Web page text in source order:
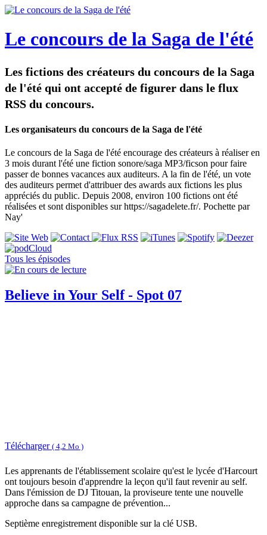
Le concours de la Saga de l'été
Les fictions des créateurs du concours de la Saga
de l'été qui ont accepté de figurer dans le flux
RSS du concours.
Les organisateurs du concours de la Saga de l'été
Le concours de la Saga de l'été encourage des créateurs à réaliser en
3 mois durant l'été une fiction sonore/saga MP3/ficson pour faire
passer de bonnes vacances aux auditeurs. A la fin de l'été, un vote
des auditeurs permet d'attribuer des awards aux fictions les plus
appréciés du public. Depuis 2008, environ 100 fictions ont été
réalisées et sont disponibles sur https://sagadelete.fr/. Pochette par
Nay'
Tous les épisodes
Believe in Your Self - Spot 07
Télécharger ( 4,2 Mo )
Les apprenants de l'établissement scolaire qu'est le lycée d'Harcourt
ont toujours besoin d'apprendre la leçon qu'il faut revenir au self.
Dans l'émission de DJ Titouan, la proviseure tente une nouvelle
approche dans sa campagne de prévention...
Septième enregistrement disponible sur la clé USB.